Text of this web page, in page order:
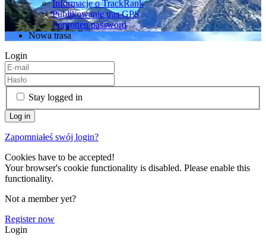
Informacje o TrackRank
Publikowanie tras GPS
Forgotten password
Nowa trasa
Login
Stay logged in
Zapomniałeś swój login?
Cookies have to be accepted!
Your browser's cookie functionality is disabled. Please enable this
functionality.
Not a member yet?
Register now
Login